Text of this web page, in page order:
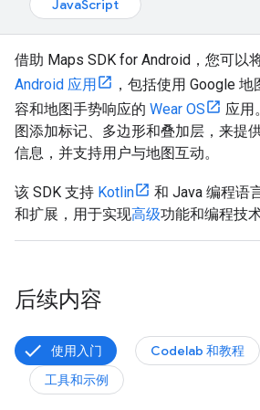
JavaScript
借助 Maps SDK for Android，您可以
Android 应用
，包括使用 Google
容和地图手势响应的 Wear OS
应用
图添加标记、多边形和叠加层，来提
信息，并支持用户与地图互动。
该 SDK 支持 Kotlin
和 Java 编程语
和扩展，用于实现高级功能和编程技术
后续内容
使用入门 Codelab 和教程
工具和示例